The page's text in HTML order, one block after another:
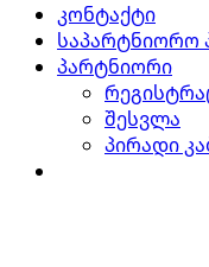
კონტაქტი
საპარტნიორო
პარტნიორი
შესვლა
პირადი